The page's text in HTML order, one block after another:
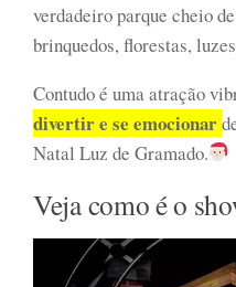
verdadeiro parque cheio
brinquedos, florestas,
Contudo é uma atração
divertir e se emocionar
Natal Luz de Gramado.
Veja como é o